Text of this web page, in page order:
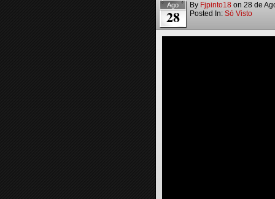
Ago
28
By Fjpinto18 on 28 de
Posted In: Só Visto